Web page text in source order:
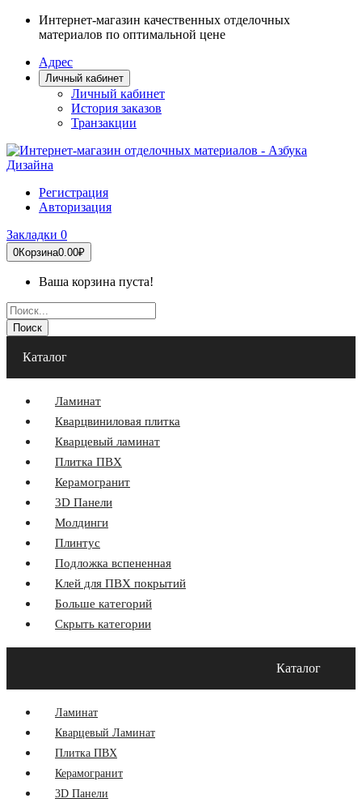
Интернет-магазин качественных отделочных
материалов по оптимальной цене
Адрес
Личный кабинет
Личный кабинет
История заказов
Транзакции
Регистрация
Авторизация
Закладки 0
0Корзина0.00₽
Ваша корзина пуста!
Поиск
Каталог
Ламинат
Кварцвиниловая плитка
Кварцевый ламинат
Плитка ПВХ
Керамогранит
3D Панели
Молдинги
Плинтус
Подложка вспененная
Клей для ПВХ покрытий
Больше категорий
Скрыть категории
Каталог
Ламинат
Кварцевый Ламинат
Плитка ПВХ
Керамогранит
3D Панели